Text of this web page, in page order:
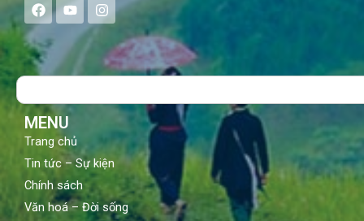
a
e
b
o
o
t
u
b
n
s
a
g
Search
MENU
Trang chủ
Tin tức – Sự kiện
Chính sách
Văn hoá – Đời sống